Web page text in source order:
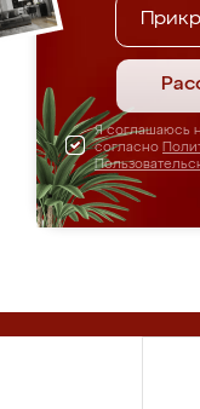
Я соглашаюсь
согласно